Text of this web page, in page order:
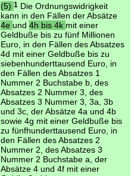
(5) 1Die Ordnungswidrigkeit
kann in den Fällen der Absätze
4e und 4h bis 4k mit einer
Geldbuße bis zu fünf Millionen
Euro, in den Fällen des Absatzes
4d mit einer Geldbuße bis zu
siebenhunderttausend Euro, in
den Fällen des Absatzes 1
Nummer 2 Buchstabe b, des
Absatzes 2 Nummer 3, des
Absatzes 3 Nummer 3, 3a, 3b
und 3c, der Absätze 4a und 4b
sowie 4g mit einer Geldbuße bis
zu fünfhunderttausend Euro, in
den Fällen des Absatzes 2
Nummer 2, des Absatzes 3
Nummer 2 Buchstabe a, der
Absätze 4 und 4f mit einer